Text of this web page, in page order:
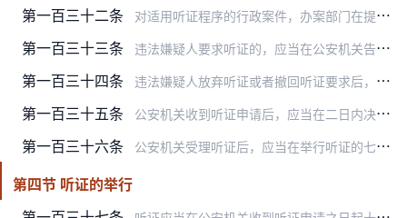
第一百三十二条
对适用听证程序的行政案件，办案部门在提出处罚意见后，应当告知违法嫌疑人拟作出的行政处罚和有要求举行听证的权利。
第一百三十三条 违法嫌疑人要求听证的，应当在公安机关告知后三日内提出申请。
第一百三十四条 违法嫌疑人放弃听证或者撤回听证要求后，处罚决定作出前，又提出听证要求的，只要在听证申请有效期限内，应当允许。
第一百三十五条 公安机关收到听证申请后，应当在二日内决定是否受理。认为听证申请人的要求不符合听证条件，决定不予受理的，应当制作不予受理听证通知书，告知听证申请人。逾期不通知听证…
第一百三十六条 公安机关受理听证后，应当在举行听证的七日前将举行听证通知书送达听证申请人，并将举行听证的时间、地点通知其他听证参加人。
第四节 听证的举行